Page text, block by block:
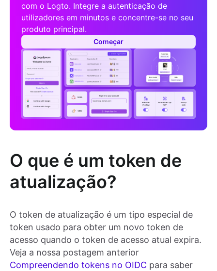
com o Logto. Integre a autenticação de
utilizadores em minutos e concentre-se no seu
produto principal.
Começar
O que é um token de
atualização?
O token de atualização é um tipo especial de
token usado para obter um novo token de
acesso quando o token de acesso atual expira.
Veja a nossa postagem anterior
Compreendendo tokens no OIDC para saber